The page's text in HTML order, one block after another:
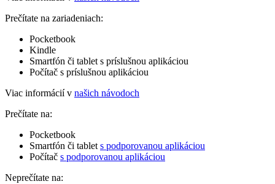
Prečítate na zariadeniach:
Pocketbook
Kindle
Smartfón či tablet s príslušnou aplikáciou
Počítač s príslušnou aplikáciou
Viac informácií v našich návodoch
Prečítate na:
Pocketbook
Smartfón či tablet s podporovanou aplikáciou
Počítač s podporovanou aplikáciou
Neprečítate na: